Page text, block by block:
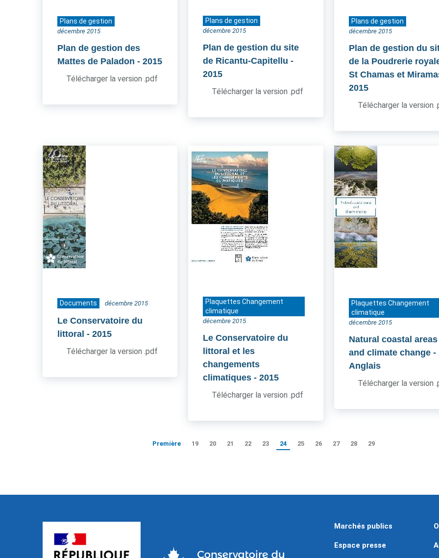
Plans de gestion
décembre 2015
Plan de gestion des
Mattes de Paladon - 2015
Télécharger la version .pdf
Plans de gestion
décembre 2015
Plan de gestion du site
de Ricantu-Capitellu -
2015
Télécharger la version .pdf
Plans de gestion
décembre 2015
Plan de gestion du
de la Poudrerie
St Chamas et
2015
Télécharger la version
Documents décembre 2015
Le Conservatoire du
littoral - 2015
Télécharger la version .pdf
Plaquettes Changement
climatique
décembre 2015
Le Conservatoire du
littoral et les
changements
climatiques - 2015
Télécharger la version .pdf
Plaquettes Changement
climatique
décembre 2015
Natural coastal areas
and climate change -
Anglais
Télécharger la version
Première 19 20 21 22 23 24 25 26 27 28 29
Marchés publics
Espace presse